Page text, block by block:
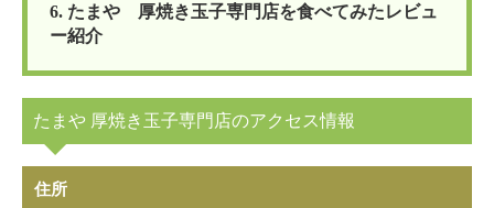
6. たまや 厚焼き玉子専門店を食べてみたレビュ
ー紹介
たまや 厚焼き玉子専門店のアクセス情報
住所